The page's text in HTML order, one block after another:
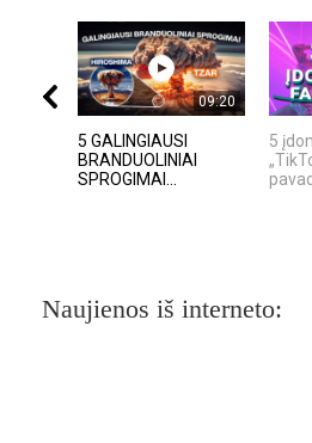
09:20
5 GALINGIAUSI
BRANDUOLINIAI
SPROGIMAI...
5
Naujienos iš interneto: